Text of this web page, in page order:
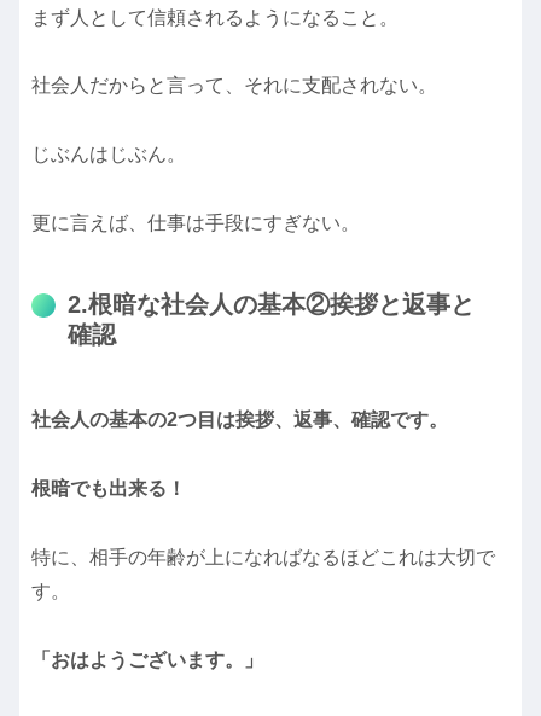
まず人として信頼されるようになること。
社会人だからと言って、それに支配されない。
じぶんはじぶん。
更に言えば、仕事は手段にすぎない。
2.根暗な社会人の基本②挨拶と返事と
確認
社会人の基本の2つ目は挨拶、返事、確認です。
根暗でも出来る！
特に、相手の年齢が上になればなるほどこれは大切で
す。
「おはようございます。」